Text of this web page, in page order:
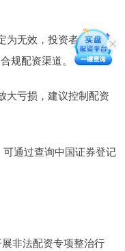
为无效，投资者需承担
规配资渠道。
大亏损，建议控制配资
可通过查询中国证券登记
非法配资专项整治行